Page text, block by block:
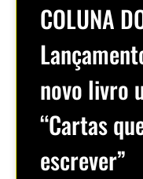
COLUNA
novo livro
“Cartas
escrever”